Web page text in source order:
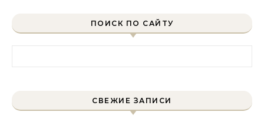
ПОИСК ПО САЙТУ
СВЕЖИЕ ЗАПИСИ